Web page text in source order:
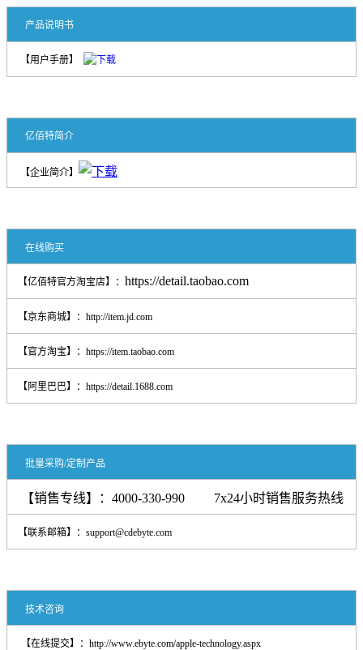
产品说明书
【用户手册】
亿佰特简介
【企业简介】
在线购买
【亿佰特官方淘宝店】： https://detail.taobao.com
【京东商城】： http://item.jd.com
【官方淘宝】： https://item.taobao.com
【阿里巴巴】： https://detail.1688.com
批量采购/定制产品
【销售专线】：4000-330-990 7x24小时销售服务热线
【联系邮箱】：support@cdebyte.com
技术咨询
【在线提交】： http://www.ebyte.com/apple-technology.aspx